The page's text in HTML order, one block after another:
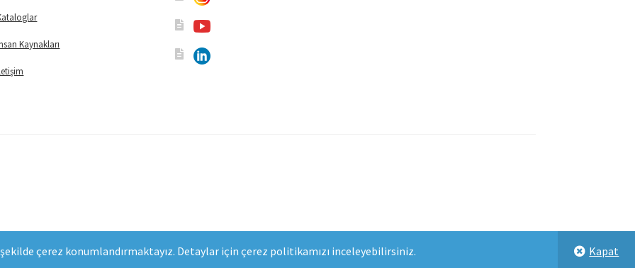
çerez konumlandırmaktayız. Detaylar için çerez politikamızı inceleyebilirsiniz. Kapat
Kaynakları